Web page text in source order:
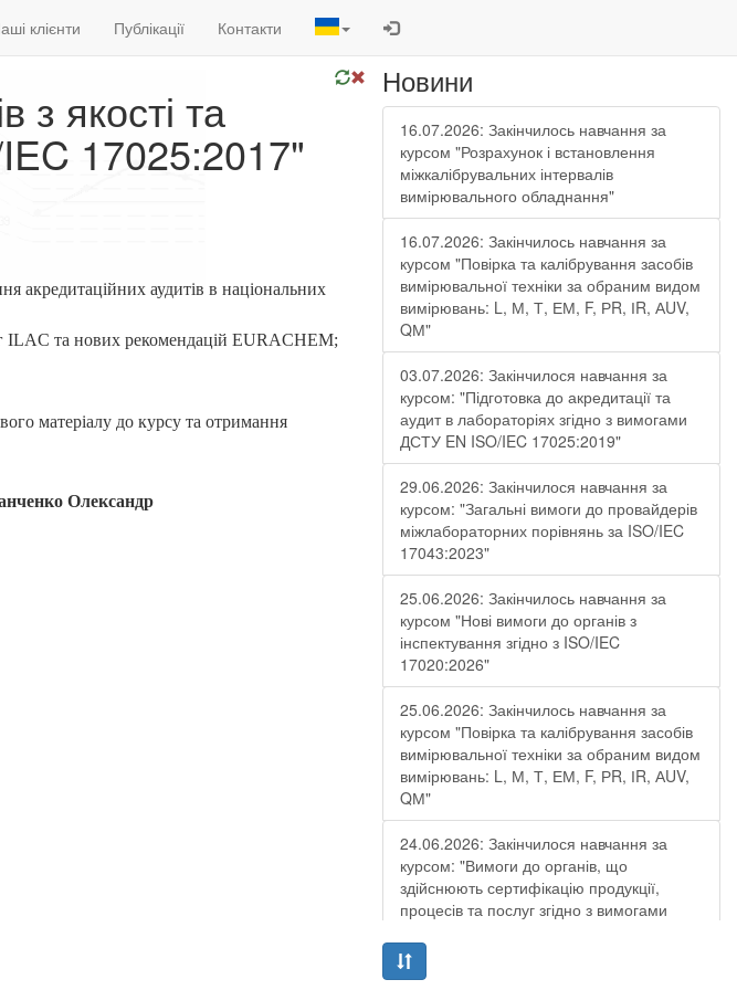
клієнти Публікації Контакти
з якості та
17025:2017"
акредитаційних аудитів в національних
ILAC та нових рекомендацій EURACHEM;
матеріалу до курсу та отримання
Олександр
Новини
16.07.2026: Закінчилось навчання за
курсом "Розрахунок і встановлення
міжкалібрувальних інтервалів
вимірювального обладнання"
16.07.2026: Закінчилось навчання за
курсом "Повірка та калібрування засобів
вимірювальної техніки за обраним видом
вимірювань: L, М, Т, ЕМ, F, РR, ІR, АUV,
QМ"
03.07.2026: Закінчилося навчання за
курсом: "Підготовка до акредитації та
аудит в лабораторіях згідно з вимогами
ДСТУ EN ISO/IEC 17025:2019"
29.06.2026: Закінчилося навчання за
курсом: "Загальні вимоги до провайдерів
міжлабораторних порівнянь за ISO/IEC
17043:2023"
25.06.2026: Закінчилось навчання за
курсом "Нові вимоги до органів з
інспектування згідно з ISO/IEC
17020:2026"
25.06.2026: Закінчилось навчання за
курсом "Повірка та калібрування засобів
вимірювальної техніки за обраним видом
вимірювань: L, М, Т, ЕМ, F, РR, ІR, АUV,
QМ"
24.06.2026: Закінчилося навчання за
курсом: "Вимоги до органів, що
здійснюють сертифікацію продукції,
процесів та послуг згідно з вимогами
19.06.2026: Закінчилося навчання за